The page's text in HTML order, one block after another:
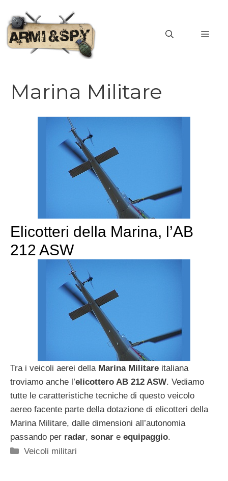
contenuto
Marina Militare
Elicotteri della Marina, l’AB
212 ASW
Tra i veicoli aerei della Marina Militare italiana
troviamo anche l’elicottero AB 212 ASW. Vediamo
tutte le caratteristiche tecniche di questo veicolo
aereo facente parte della dotazione di elicotteri della
Marina Militare, dalle dimensioni all’autonomia
passando per radar, sonar e equipaggio.
Categorie
Veicoli militari